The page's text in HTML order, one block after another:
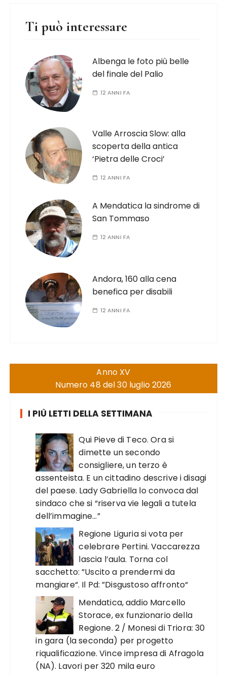
Ti può interessare
Albenga le foto più belle
del finale del Palio
12 ANNI FA
Valle Arroscia Slow: alla
scoperta della antica
‘Pietra delle Croci’
12 ANNI FA
A Mendatica la sindrome di
San Tommaso
12 ANNI FA
Andora, 160 alla cena
benefica per disabili
12 ANNI FA
Anno XV
Numero 48 del 30 luglio 2026
I PIÙ LETTI DELLA SETTIMANA
Qui Pieve di Teco. Ora si
dimette un secondo
consigliere, un terzo è
assenteista. E un cittadino descrive i disagi
del paese. Lady Gabriella lo convoca dal
sindaco che si “riserva vie legali a tutela
dell’immagine…”
Regione Liguria si vota per
celebrare Pertini. Vaccarezza
lascia l’aula. Torna col
sacchetto: ”Uscito a prendermi da
mangiare“. Il Pd: ”Disgustoso affronto“
Mendatica, addio Marcello
Storace, ex funzionario della
Regione. 2 / Monesi di Triora: 30
in gara (la seconda) per progetto
riqualificazione. Vince impresa di Afragola
(NA). Lavori per 320 mila euro